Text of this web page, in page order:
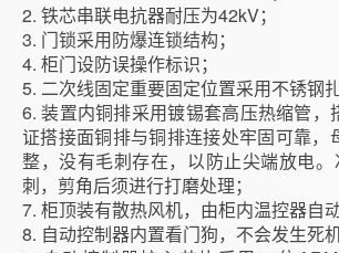
2. 铁芯串联电抗器耐压为42kV；
3. 门锁采用防爆连锁结构；
4. 柜门设防误操作标识；
5. 二次线固定重要固定位置采用不锈钢
6. 装置内铜排采用镀锡套高压热缩管，
证搭接面铜排与铜排连接处牢固可靠，
整，没有毛刺存在，以防止尖端放电
刺，剪角后须进行打磨处理；
7. 柜顶装有散热风机，由柜内温控器自动
8. 自动控制器内置看门狗，不会发生死机